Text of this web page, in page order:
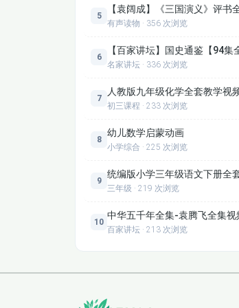
第六部分：角度、定比
正切差角公式在圆锥中的应用
定比点差法核心操作
第七部分：同解方程、
同解方程判断与应用
弦中点轨迹方程推导与题型
第八部分：切线与渐近线
单切线与双切线问题
渐近线经典处理方法（联立、
5
【袁阔成】《三国演义》评书
有声读物 · 356 次浏览
6
【百家讲坛】国史通鉴【94集
名家讲坛 · 336 次浏览
7
人教版九年级化学全套教学视
初三课程 · 233 次浏览
8
幼儿数学启蒙动画
小学综合 · 225 次浏览
9
统编版小学三年级语文下册全
三年级 · 219 次浏览
10
中华五千年全集-袁腾飞全集视
百家讲坛 · 213 次浏览